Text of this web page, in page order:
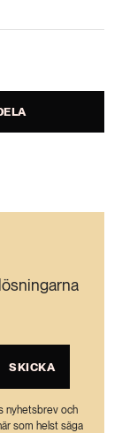
SKICKA
nyhetsbrev och
som helst säga